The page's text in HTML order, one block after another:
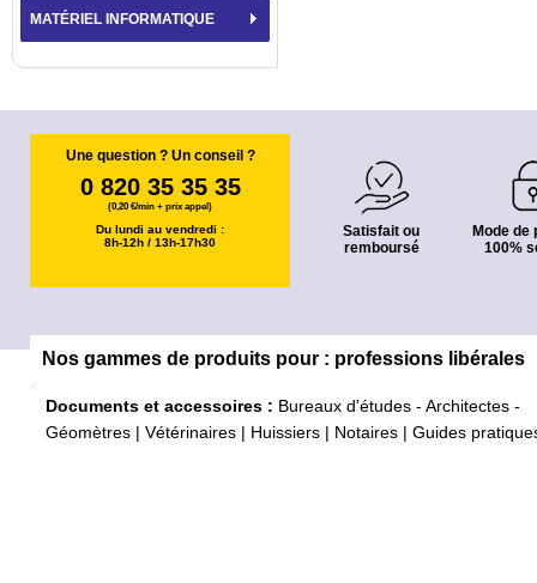
MATÉRIEL INFORMATIQUE
Une question ? Un conseil ?
0 820 35 35 35
(0,20 €/min + prix appel)
Du lundi au vendredi :
8h-12h / 13h-17h30
Satisfait ou
remboursé
Mode de
100%
Nos gammes de produits pour : professions libérales
Documents et accessoires : Bureaux d'études - Architectes -
Géomètres
Vétérinaires Huissiers Notaires Guides